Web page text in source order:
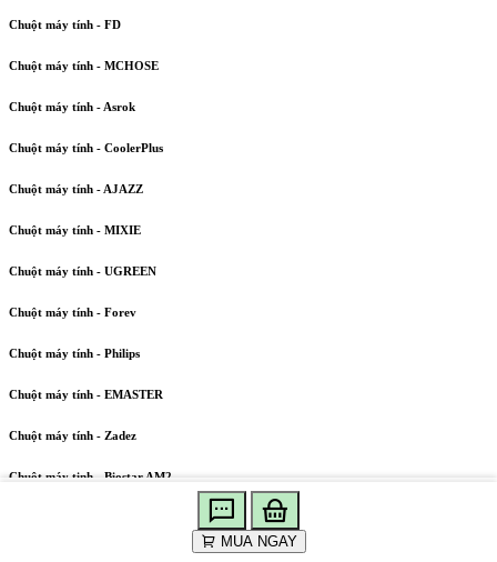
Trang chủ
Xây dựng
cấu hình
Chuột máy tính - FD
Chuột máy tính - MCHOSE
Chuột máy tính - Asrok
Chuột máy tính - CoolerPlus
Chuột máy tính - AJAZZ
Chuột máy tính - MIXIE
Chuột máy tính - UGREEN
Chuột máy tính - Forev
Chuột máy tính - Philips
Chuột máy tính - EMASTER
Chuột máy tính - Zadez
Chuột máy tinh - Biostar AM2
MUA NGAY